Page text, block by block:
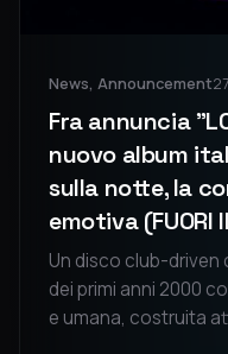
News, Announcement
Fra annuncia
nuovo album
sulla notte, la
emotiva
Un disco club-
dei primi anni 2000
e umana, costruita